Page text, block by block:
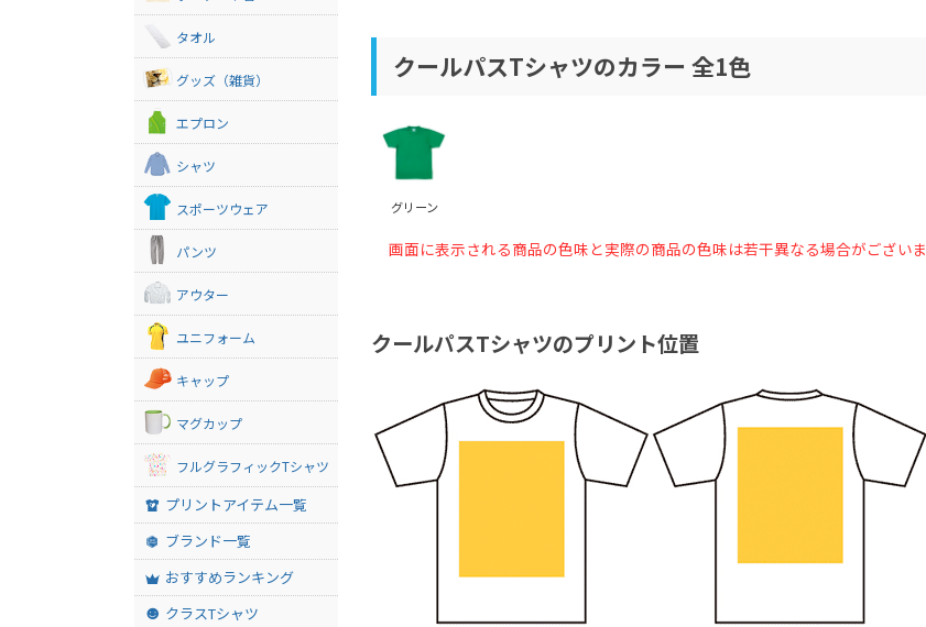
クールパスTシャツのカラー 全1色
グリーン
画面に表示される商品の色味と実際の商品の色味は若干異なる場合がございま
クールパスTシャツのプリント位置
タオル
グッズ（雑貨）
エプロン
シャツ
スポーツウェア
パンツ
アウター
ユニフォーム
キャップ
マグカップ
フルグラフィックTシャツ
プリントアイテム一覧
ブランド一覧
おすすめランキング
クラスTシャツ